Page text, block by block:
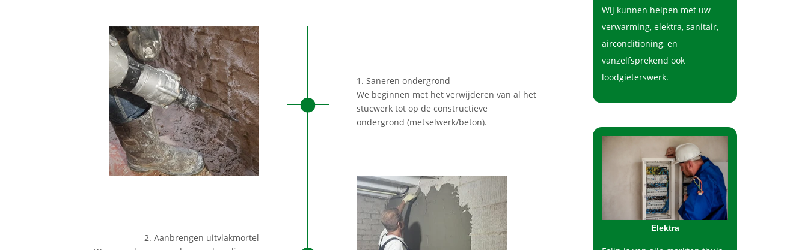
1. Saneren ondergrond
We beginnen met het verwijderen van al het
stucwerk tot op de constructieve
ondergrond (metselwerk/beton).
2. Aanbrengen uitvlakmortel
Wij kunnen helpen met uw
verwarming, elektra, sanitair,
airconditioning, en
vanzelfsprekend ook
loodgieterswerk.
Elektra